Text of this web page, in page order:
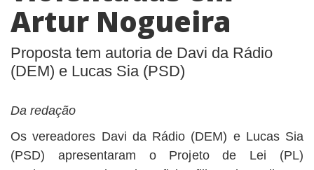
CONTATO
ANUNCIE
Artur Nogueira
Proposta tem autoria de Davi da Rádio
(DEM) e Lucas Sia (PSD)
Da redação
Os vereadores Davi da Rádio (DEM) e Lucas Sia
(PSD) apresentaram o Projeto de Lei (PL)